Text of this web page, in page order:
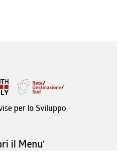
per lo Sviluppo
il Menu'